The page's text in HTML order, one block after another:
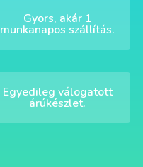
Gyors, akár 1
munkanapos szállítás.
Egyedileg válogatott
árúkészlet.